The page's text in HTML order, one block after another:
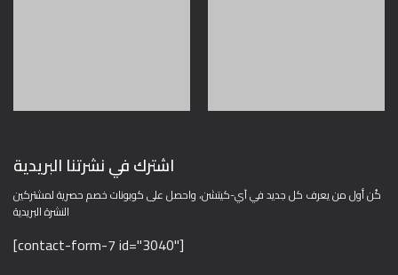
اشترك في نشرتنا البريدية
كُن أول من يعرف كل جديد في آي-كيتشن، واحصل على كوبونات خصم حصرية لمشتركين
النشرة البريدية
[contact-form-7 id="3040"]